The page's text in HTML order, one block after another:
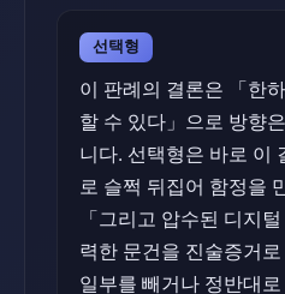
선택형
이 판례의 결론은 「한
할 수 있다」으로 방향
니다. 선택형은 바로 이
로 슬쩍 뒤집어 함정을
「그리고 압수된 디지
력한 문건을 진술증거
일부를 빼거나 정반대